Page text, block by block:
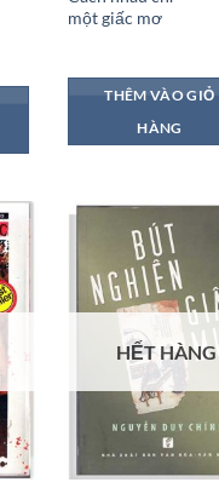
một giấc mơ
THÊM VÀO GIỎ
HÀNG
HẾT HÀNG